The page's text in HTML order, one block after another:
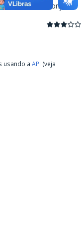
Estados e conjunto
usando a API (veja